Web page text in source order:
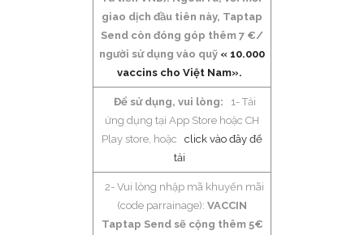
giao dịch đầu tiên này, Taptap
Send còn đóng góp thêm 7 €/
người sử dụng vào quỹ « 10.000
vaccins cho Việt Nam».
Để sử dụng, vui lòng: 1- Tải
ứng dụng tại App Store hoặc CH
Play store, hoặc click vào đây để
tải
2- Vui lòng nhập mã khuyến mãi
(code parrainage): VACCIN
Taptap Send sẽ cộng thêm 5€